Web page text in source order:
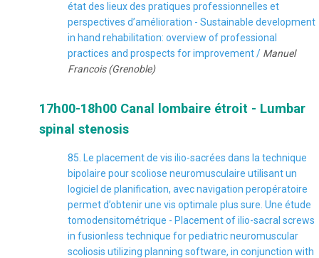
état des lieux des pratiques professionnelles et
perspectives d’amélioration - Sustainable development
in hand rehabilitation: overview of professional
practices and prospects for improvement / Manuel
Francois (Grenoble)
17h00-18h00 Canal lombaire étroit - Lumbar
spinal stenosis
85. Le placement de vis ilio-sacrées dans la technique
bipolaire pour scoliose neuromusculaire utilisant un
logiciel de planification, avec navigation peropératoire
permet d’obtenir une vis optimale plus sure. Une étude
tomodensitométrique - Placement of ilio-sacral screws
in fusionless technique for pediatric neuromuscular
scoliosis utilizing planning software, in conjunction with